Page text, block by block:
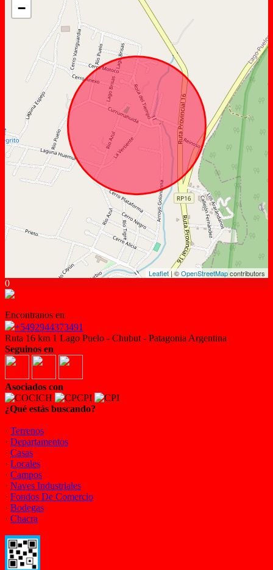
−
Leaflet| ©OpenStreetMapcontributors
0
Encontranos en
+5492944373491
Ruta 16 km 1 Lago Puelo - Chubut - Patagonia Argentina
Seguinos en
Asociados con
¿Qué estás buscando?
· Terrenos
· Departamentos
· Casas
· Locales
· Campos
· Naves Industriales
· Fondos De Comercio
· Bodegas
· Chacra